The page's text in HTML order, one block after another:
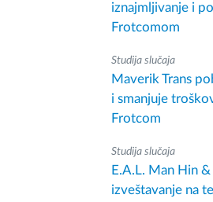
iznajmljivanje i
Frotcomom
Studija slučaja
Maverik Trans
i smanjuje
Frotcom
Studija slučaja
E.A.L. Man Hin
izveštavanje na